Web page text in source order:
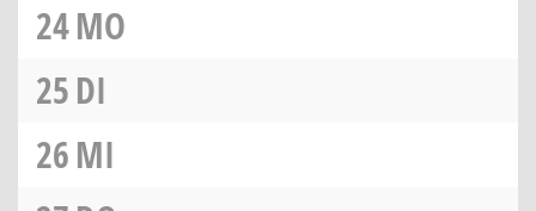
24MO
25DI
26MI